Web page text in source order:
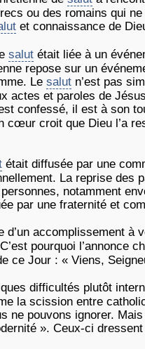
ou des romains qui
et connaissance de
salut était liée à un
repose sur un
Le salut n’est pas
actes et paroles de
confessé, il est à son
cœur croit que Dieu l’a
était diffusée par une
La reprise des
notamment
par une fraternité et
d’un accomplissement à
pourquoi l’annonce
ce Jour : « Viens,
difficultés plutôt
la scission entre
ne pouvons ignorer.
». Ceux-ci dressent